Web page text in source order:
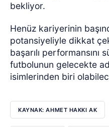
bekliyor.
Henüz kariyerinin
potansiyeliyle dikkat
başarılı performansını
futbolunun gelecekte
isimlerinden biri
KAYNAK: AHMET HAKKI AK